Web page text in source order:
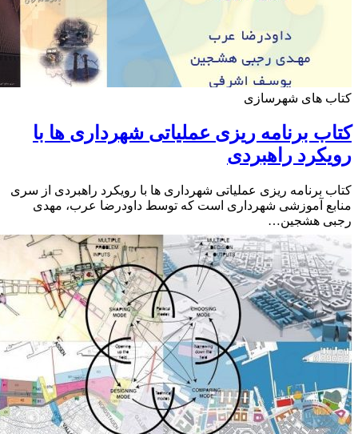
های شهرسازی
برنامه ریزی عملیاتی شهرداری ها با
راهبردی
برنامه ریزی عملیاتی شهرداری ها با رویکرد راهبردی از سری
آموزشی شهرداری است که توسط داودرضا عرب، مهدی
هشجین…